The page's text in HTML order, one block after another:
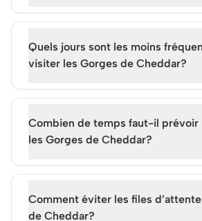
Quels jours sont les moins
visiter les Gorges de Cheddar?
Combien de temps faut-il prévoir
les Gorges de Cheddar?
Comment éviter les files
de Cheddar?